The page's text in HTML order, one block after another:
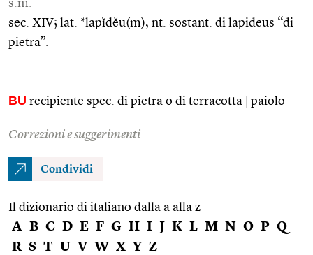
s.m.
sec. XIV; lat. *lapĭdĕu(m), nt. sostant. di lapideus “di
pietra”.
BU recipiente spec. di pietra o di terracotta paiolo
Correzioni e suggerimenti
Condividi
Il dizionario di italiano dalla a alla z
A B C D E F G H I J K L M N O P Q
R S T U V W X Y Z